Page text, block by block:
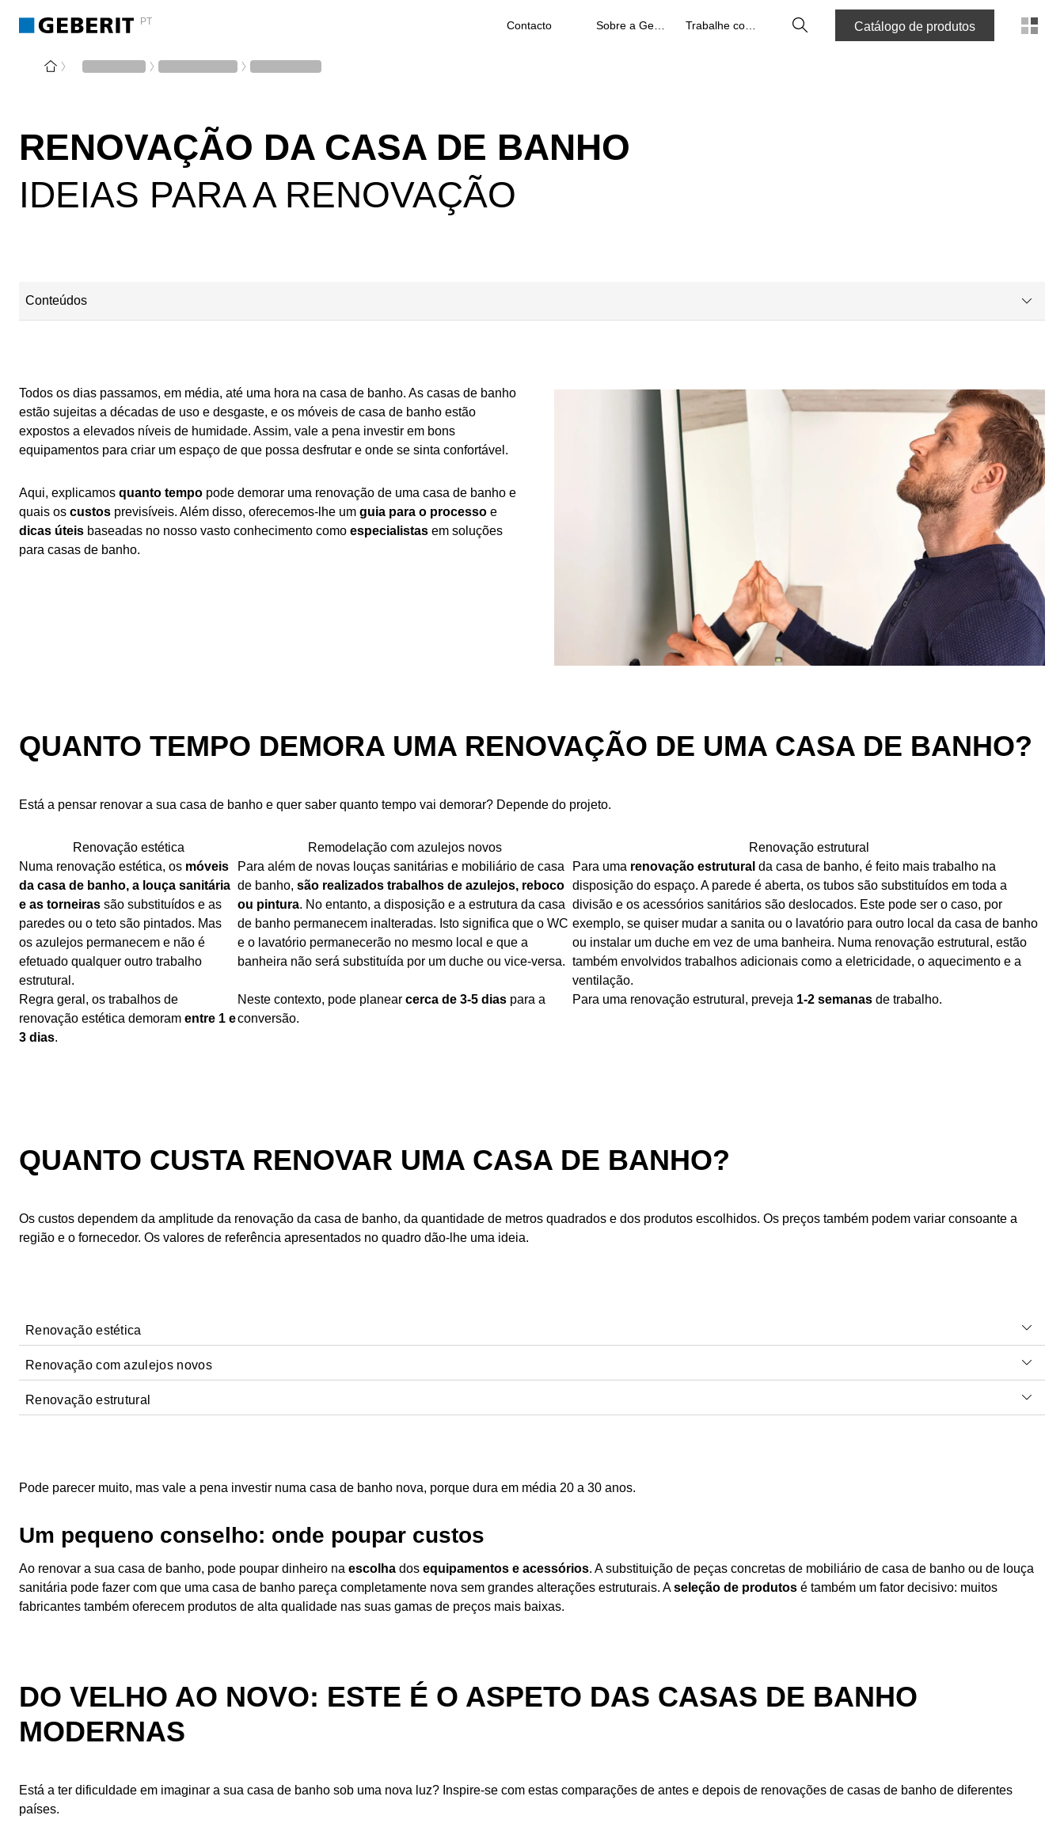
PT Contacto PesquisaCatálogo de produtos
RENOVAÇÃO DA CASA DE BANHO
IDEIAS PARA A RENOVAÇÃO
Conteúdos
Quanto custa renovar uma casa de banho?
Do velho ao novo: este é o aspeto das casas de banho modernas
Renovações na casa de banho antes e depois
Como é que a Geberit pode ajudar na renovação da casa de banho?
Ideias Geberit para a renovação da sua casa de banho
Todos os dias passamos, em média, até uma hora na casa de banho. As casas de banho
estão sujeitas a décadas de uso e desgaste, e os móveis de casa de banho estão
expostos a elevados níveis de humidade. Assim, vale a pena investir em bons
equipamentos para criar um espaço de que possa desfrutar e onde se sinta confortável.
Aqui, explicamos quanto tempo pode demorar uma renovação de uma casa de banho e
quais os custos previsíveis. Além disso, oferecemos-lhe um guia para o processo e
dicas úteis baseadas no nosso vasto conhecimento como especialistas em soluções
para casas de banho.
QUANTO TEMPO DEMORA UMA RENOVAÇÃO DE UMA CASA DE BANHO?
Está a pensar renovar a sua casa de banho e quer saber quanto tempo vai demorar? Depende do projeto.
Renovação estética Remodelação com azulejos novos
Renovação estrutural
Numa renovação estética, os móveis
da casa de banho, a louça sanitária
e as torneiras são substituídos e as
paredes ou o teto são pintados. Mas
os azulejos permanecem e não é
efetuado qualquer outro trabalho
estrutural.
Para além de novas louças sanitárias e mobiliário de casa
de banho, são realizados trabalhos de azulejos, reboco
ou pintura. No entanto, a disposição e a estrutura da casa
de banho permanecem inalteradas. Isto significa que o WC
e o lavatório permanecerão no mesmo local e que a
banheira não será substituída por um duche ou vice-versa.
Para uma renovação estrutural da casa de banho, é feito mais trabalho na
disposição do espaço. A parede é aberta, os tubos são substituídos em toda a
divisão e os acessórios sanitários são deslocados. Este pode ser o caso, por
exemplo, se quiser mudar a sanita ou o lavatório para outro local da casa de banho
ou instalar um duche em vez de uma banheira. Numa renovação estrutural, estão
também envolvidos trabalhos adicionais como a eletricidade, o aquecimento e a
ventilação.
Regra geral, os trabalhos de
renovação estética demoram entre 1 e
3 dias.
Neste contexto, pode planear cerca de 3-5 dias para a
conversão.
Para uma renovação estrutural, preveja 1-2 semanas de trabalho.
QUANTO CUSTA RENOVAR UMA CASA DE BANHO?
Os custos dependem da amplitude da renovação da casa de banho, da quantidade de metros quadrados e dos produtos escolhidos. Os preços também podem variar consoante a
região e o fornecedor. Os valores de referência apresentados no quadro dão-lhe uma ideia.
Renovação estética
Uma renovação estética da casa de banho pode ser implementada com um orçamento decerca de 2.000 euros(incluindo planeamento e consulta com pessoal especializado).
Renovação com azulejos novos
A substituição dos azulejos da casa de banho aumenta os custos e pode chegar aos4.000 euros ou mais.
Renovação estrutural
Pode parecer muito, mas vale a pena investir numa casa de banho nova, porque dura em média 20 a 30 anos.
Um pequeno conselho: onde poupar custos
Ao renovar a sua casa de banho, pode poupar dinheiro na escolha dos equipamentos e acessórios. A substituição de peças concretas de mobiliário de casa de banho ou de louça
sanitária pode fazer com que uma casa de banho pareça completamente nova sem grandes alterações estruturais. Aseleção de produtos é também um fator decisivo: muitos
fabricantes também oferecem produtos de alta qualidade nas suas gamas de preços mais baixas.
DO VELHO AO NOVO: ESTE É O ASPETO DAS CASAS DE BANHO
MODERNAS
Está a ter dificuldade em imaginar a sua casa de banho sob uma nova luz? Inspire-se com estas comparações de antes e depois de renovações de casas de banho de diferentes
países.